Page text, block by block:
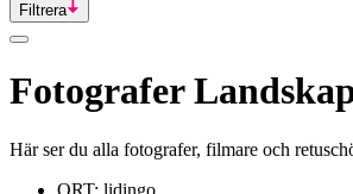
Filtrera
Fotografer
Här ser du alla fotografer, filmare och
ORT: lidingo